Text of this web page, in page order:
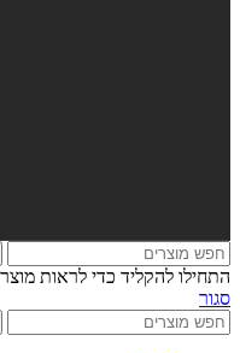
התחילו להקליד כדי לראות
סגור